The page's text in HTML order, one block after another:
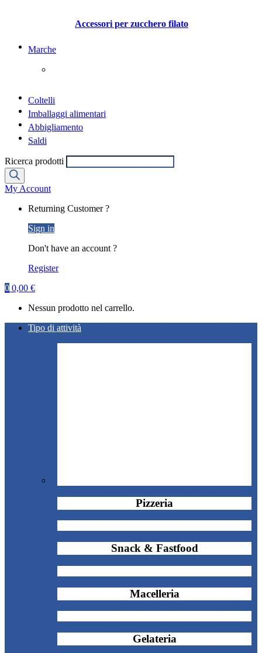
Accessori per zucchero filato
Marche
Coltelli
Imballaggi alimentari
Abbigliamento
Saldi
Ricerca prodotti
My Account
Returning Customer ?
Sign in
Don't have an account ?
Register
0 0,00 €
Nessun prodotto nel carrello.
Tipo di attività
Pizzeria
Snack & Fastfood
Macelleria
Gelateria